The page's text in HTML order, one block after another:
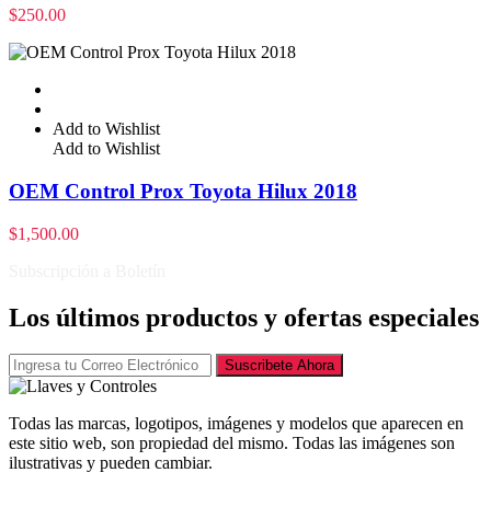
$250.00
Add to Wishlist
Add to Wishlist
OEM Control Prox Toyota Hilux 2018
$1,500.00
Los últimos productos y ofertas especiales
Suscribete Ahora
Todas las marcas, logotipos, imágenes y modelos que aparecen en
este sitio web, son propiedad del mismo. Todas las imágenes son
ilustrativas y pueden cambiar.